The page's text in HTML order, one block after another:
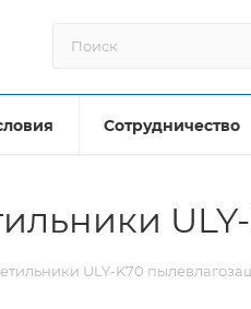
Сотрудничество
ULY-K70